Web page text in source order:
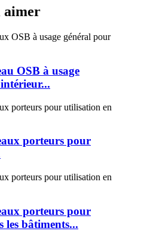
aimer
OSB à usage
porteurs pour
porteurs pour
les bâtiments...